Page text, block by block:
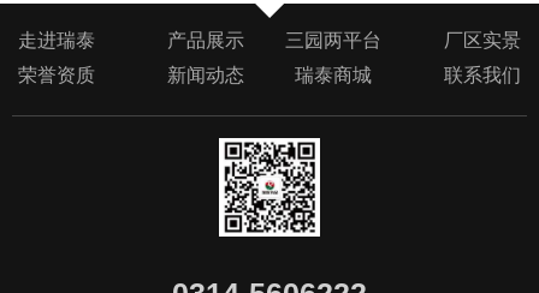
走进瑞泰 产品展示 三园两平台
厂区实景
荣誉资质
新闻动态 瑞泰商城 联系我们